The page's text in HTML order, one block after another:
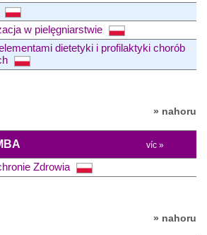
w pielęgniarstwie
dietetyki i profilaktyki chorób
» nahoru
víc »
Zdrowia
» nahoru